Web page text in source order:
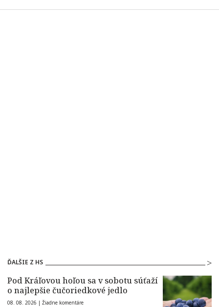
ĎALŠIE Z HS
Pod Kráľovou hoľou sa v sobotu súťaží
o najlepšie čučoriedkové jedlo
08. 08. 2026 | Žiadne komentáre